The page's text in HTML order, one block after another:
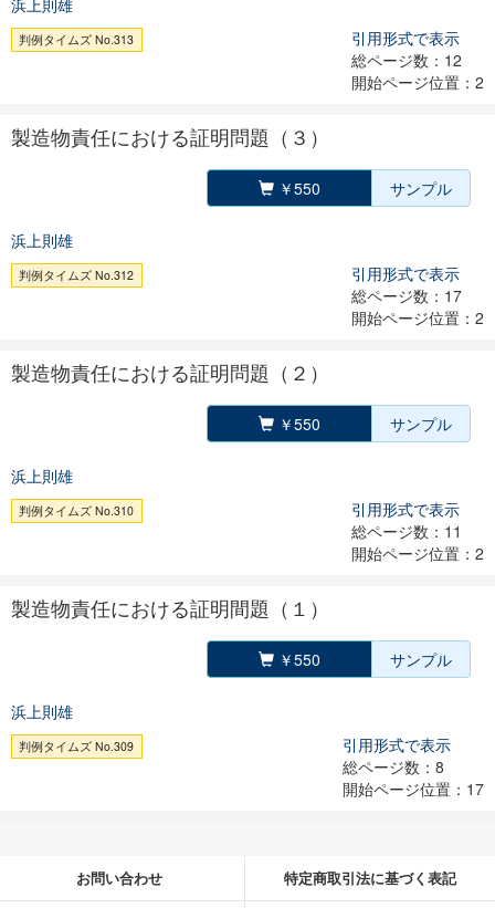
浜上則雄
判例タイムズ No.313
引用形式で表示
総ページ数：12
開始ページ位置：2
製造物責任における証明問題（３）
￥550 サンプル
浜上則雄
判例タイムズ No.312
引用形式で表示
総ページ数：17
開始ページ位置：2
製造物責任における証明問題（２）
￥550 サンプル
浜上則雄
判例タイムズ No.310
引用形式で表示
総ページ数：11
開始ページ位置：2
製造物責任における証明間題（１）
￥550 サンプル
浜上則雄
判例タイムズ No.309
引用形式で表示
総ページ数：8
開始ページ位置：17
お問い合わせ 特定商取引法に基づく表記